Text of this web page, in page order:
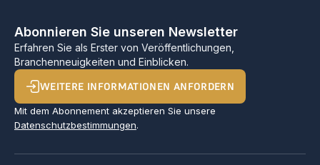
Abonnieren Sie unseren Newsletter
Erfahren Sie als Erster von Veröffentlichungen,
Branchenneuigkeiten und Einblicken.
WEITERE INFORMATIONEN ANFORDERN
Mit dem Abonnement akzeptieren Sie unsere
Datenschutzbestimmungen.